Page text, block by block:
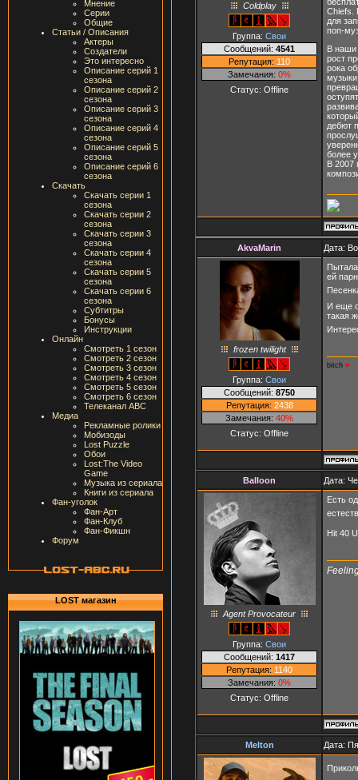
Мнение
Серии
Общие
Статьи / Описания
Актеры
Создатели
Это интересно
Описание серий 1
сезона
Описание серий 2
сезона
Описание серий 3
сезона
Описание серий 4
сезона
Описание серий 5
сезона
Описание серий 6
сезона
Скачать
Скачать серии 1
сезона
Скачать серии 2
сезона
Скачать серии 3
сезона
Скачать серии 4
сезона
Скачать серии 5
сезона
Скачать серии 6
сезона
Субтитры
Бонусы
Инструкции
Онлайн
Смотреть 1 сезон
Смотреть 2 сезон
Смотреть 3 сезон
Смотреть 4 сезон
Смотреть 5 сезон
Смотреть 6 сезон
Телеканал ABC
Медиа
Рекламные ролики
Мобизоды
Lost Puzzle
Обои
Lost:The Video
Game
Музыка из сериала
Книги из сериала
Фан-уголок
Фан-Арт
Фан-Клуб
Фан-Фикшн
Форум
LOST магазин
Coldplay
Группа: Свои
Сообщений: 4541
Репутация: 110
Замечания: 0%
Статус: Offline
Chiefs.
для
поп-
В наши
рост
рока
музыки
дебют
более
В 2007
AkvaMarin Дата:
frozen twilight
Группа: Свои
Сообщений: 8750
Репутация: 2438
Замечания: 40%
Статус: Offline
ей
И еще
такая
bitch ♥
Balloon Дата:
Agent Provocateur
Группа: Свои
Сообщений: 1417
Репутация: 1140
Замечания: 0%
Статус: Offline
Есть
Hit 40
Melton Дата: